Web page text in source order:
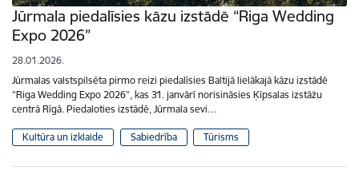
Jūrmala piedalīsies kāzu izstādē “Riga Wedding
Expo 2026”
28.01.2026.
Jūrmalas valstspilsēta pirmo reizi piedalīsies Baltijā lielākajā kāzu izstādē
“Riga Wedding Expo 2026”, kas 31. janvārī norisināsies Ķīpsalas izstāžu
centrā Rīgā. Piedaloties izstādē, Jūrmala sevi…
Kultūra un izklaide Sabiedrība Tūrisms